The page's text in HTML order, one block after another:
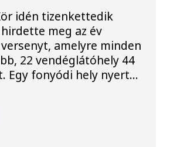
idén tizenkettedik
meg az év
amelyre minden
22 vendéglátóhely 44
Egy fonyódi hely nyert...